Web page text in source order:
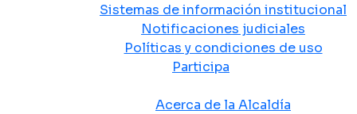
Sistemas de información institucional
Notificaciones judiciales
Políticas y condiciones de uso
Participa
Acerca de la Alcaldía